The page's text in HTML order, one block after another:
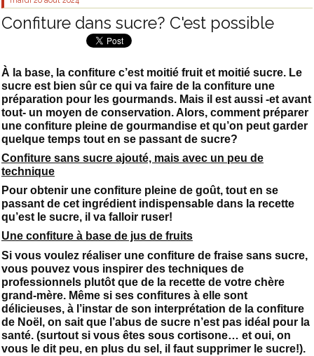
Confiture dans sucre? C'est possible
À la base, la confiture c’est moitié fruit et moitié sucre. Le
sucre est bien sûr ce qui va faire de la confiture une
préparation pour les gourmands. Mais il est aussi -et avant
tout- un moyen de conservation. Alors, comment préparer
une confiture pleine de gourmandise et qu’on peut garder
quelque temps tout en se passant de sucre?
Confiture sans sucre ajouté, mais avec un peu de
technique
Pour obtenir une confiture pleine de goût, tout en se
passant de cet ingrédient indispensable dans la recette
qu’est le sucre, il va falloir ruser!
Une confiture à base de jus de fruits
Si vous voulez réaliser une confiture de fraise sans sucre,
vous pouvez vous inspirer des techniques de
professionnels plutôt que de la recette de votre chère
grand-mère. Même si ses confitures à elle sont
délicieuses, à l’instar de son interprétation de la confiture
de Noël, on sait que l’abus de sucre n’est pas idéal pour la
santé. (surtout si vous êtes sous cortisone… et oui, on
vous le dit peu, en plus du sel, il faut supprimer le sucre!).